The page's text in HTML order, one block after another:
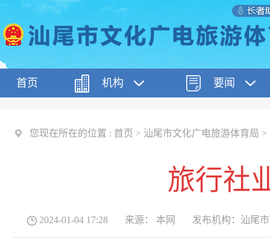
首页 机构 要闻
您现在所在的位置 : 首页 > 汕尾市文化广电旅游体育局 >
旅行社
2024-01-04 17:28 来源： 本网 发布机构： 汕尾